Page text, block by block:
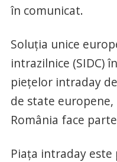
în comunicat.
Soluția unice
intrazilnice (SIDC)
piețelor intraday
de state europene,
România face
Piaţa intraday